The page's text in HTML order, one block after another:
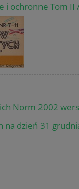
i ochronne Tom II
Norm 2002
na dzień 31